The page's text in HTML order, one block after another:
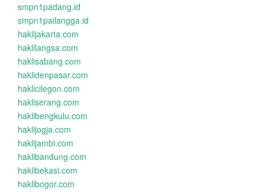
smpn1padang.id
smpn1pailangga.id
haklijakarta.com
haklilangsa.com
haklisabang.com
haklidenpasar.com
haklicilegon.com
hakliserang.com
haklibengkulu.com
haklijogja.com
haklijambi.com
haklibandung.com
haklibekasi.com
haklibogor.com